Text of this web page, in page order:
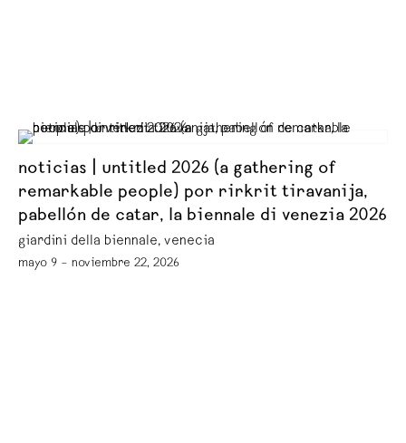
noticias | untitled 2026 (a gathering of
remarkable people) por rirkrit tiravanija,
pabellón de catar, la biennale di venezia 2026
giardini della biennale, venecia
mayo 9 – noviembre 22, 2026